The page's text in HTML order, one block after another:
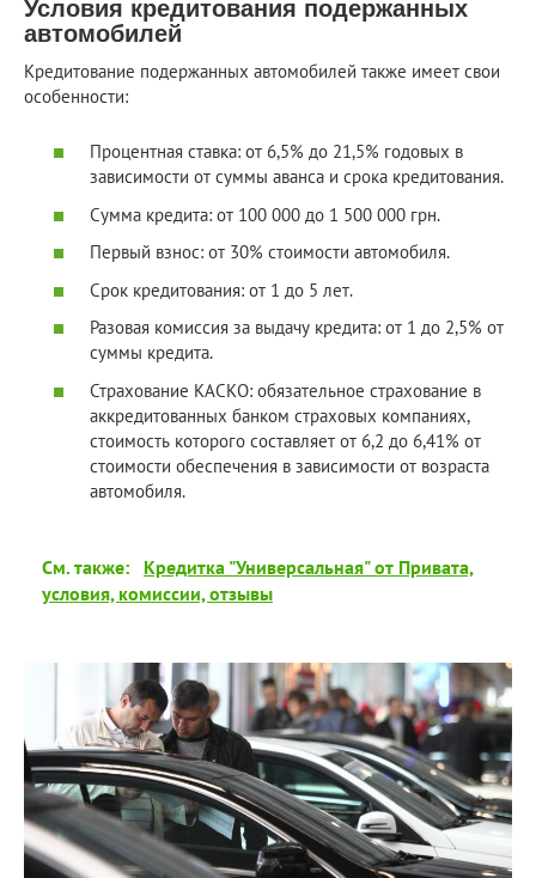
Условия кредитования подержанных
автомобилей
Кредитование подержанных автомобилей также имеет свои
особенности:
Процентная ставка: от 6,5% до 21,5% годовых в
зависимости от суммы аванса и срока кредитования.
Сумма кредита: от 100 000 до 1 500 000 грн.
Первый взнос: от 30% стоимости автомобиля.
Срок кредитования: от 1 до 5 лет.
Разовая комиссия за выдачу кредита: от 1 до 2,5% от
суммы кредита.
Страхование КАСКО: обязательное страхование в
аккредитованных банком страховых компаниях,
стоимость которого составляет от 6,2 до 6,41% от
стоимости обеспечения в зависимости от возраста
автомобиля.
См. также:
Кредитка "Универсальная" от Привата,
условия, комиссии, отзывы